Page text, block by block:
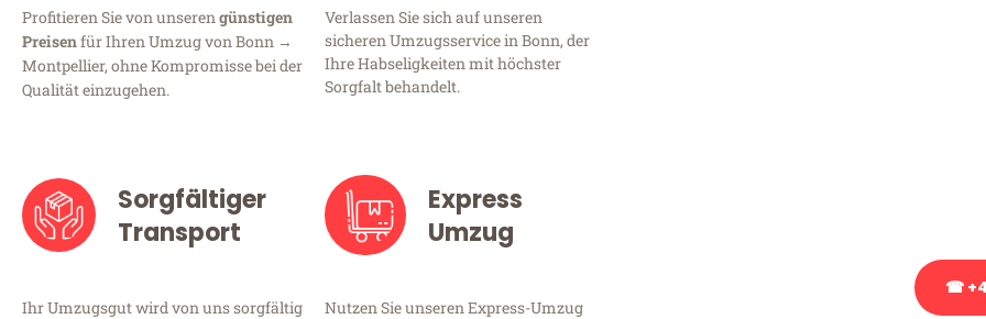
Profitieren Sie von unserengünstigen
Preisenfür Ihren Umzug von Bonn →
Montpellier, ohne Kompromisse bei der
Qualität einzugehen.
Verlassen Sie sich auf unseren
sicheren Umzugsservice in Bonn, der
Ihre Habseligkeiten mit höchster
Sorgfalt behandelt.
Sorgfältiger
Transport
Ihr Umzugsgut wird von uns sorgfältig
Express
Umzug
Nutzen Sie unseren Express-Umzug
☎